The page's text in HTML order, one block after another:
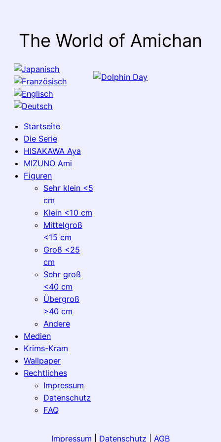
The World of Amichan
Startseite
Die Serie
HISAKAWA Aya
MIZUNO Ami
Figuren
Sehr klein <5
cm
Klein <10 cm
Mittelgroß
<15 cm
Groß <25
cm
Sehr groß
<40 cm
Übergroß
>40 cm
Andere
Medien
Krims-Kram
Wallpaper
Rechtliches
Impressum
Datenschutz
FAQ
Impressum Datenschutz AGB